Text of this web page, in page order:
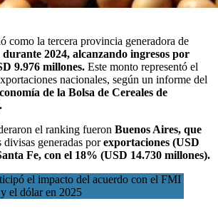
como la tercera provincia generadora de
2024, alcanzando ingresos por
9.976 millones. Este monto representó el
nacionales, según un informe del
de la Bolsa de Cereales de
el ranking fueron Buenos Aires, que
divisas generadas porexportaciones (USD
Fe, con el 18% (USD 14.730 millones).
el impacto del acuerdo con el FMI
el dólar en 2025